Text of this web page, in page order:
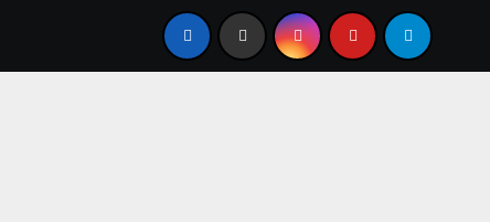
안구건조증 때문에 인공눈물 달고 사시나요? 하루 20초만